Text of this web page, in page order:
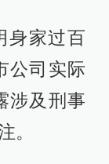
身家过百
公司实际
涉及刑事
。